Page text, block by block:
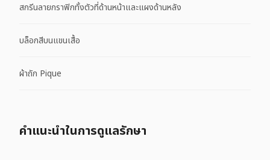
สกรีนลายกราฟิกทั้งตัวที่ด้านหน้าและแผงด้านหลัง
บล็อกสีบนแขนเสื้อ
ผ้าถัก Pique
คําแนะนําในการดูแลรักษา